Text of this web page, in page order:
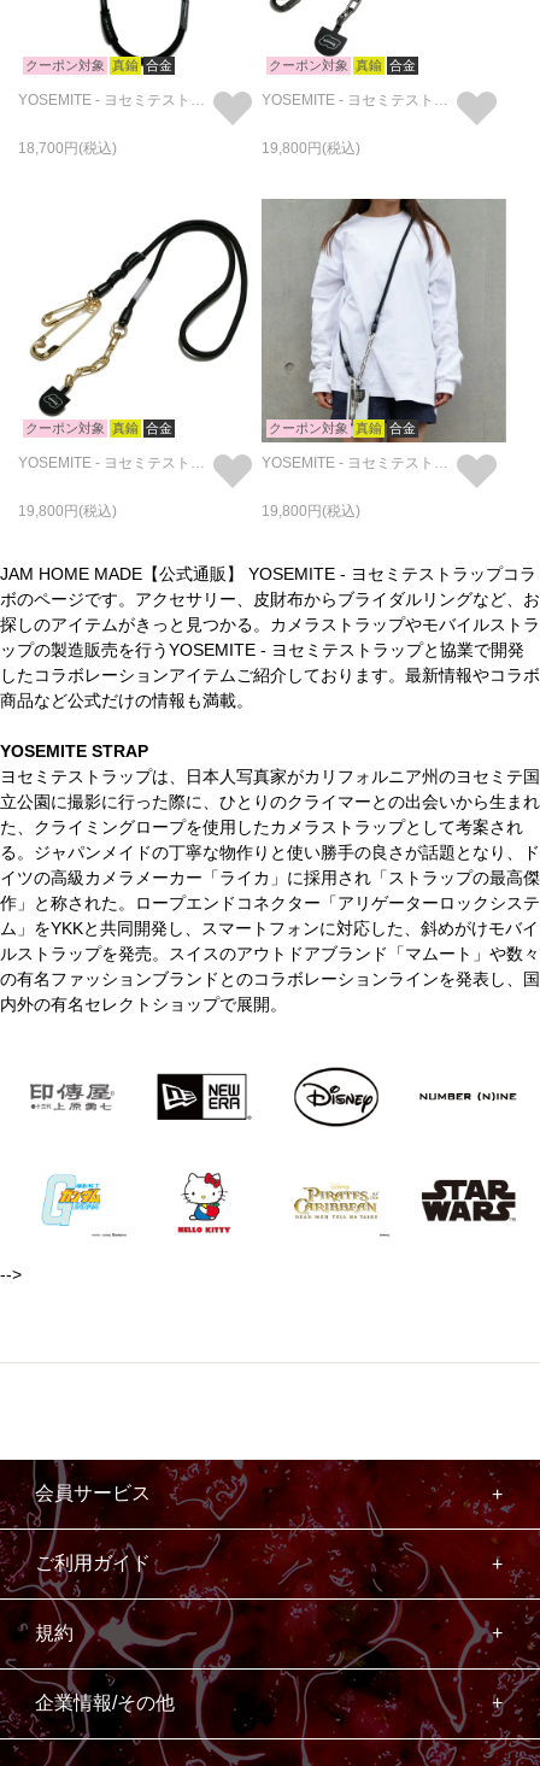
クーポン対象 真鍮 合金
YOSEMITE - ヨセミテストラップ 4NK multi CORD CHAIN スマホショルダー&ウォレットチェーン ショート - シルバー
18,700
クーポン対象 真鍮 合金
YOSEMITE - ヨセミテストラップ 4NK multi CORD CHAIN スマホショルダー&ウォレットチェーン ロング - ブラック
19,800
クーポン対象 真鍮 合金
YOSEMITE - ヨセミテストラップ 4NK multi CORD CHAIN スマホショルダー&ウォレットチェーン ロング-ゴールド
19,800
クーポン対象 真鍮 合金
YOSEMITE - ヨセミテストラップ 4NK multi CORD CHAIN スマホショルダー&ウォレットチェーン ロング - シルバー
19,800
JAM HOME MADE【公式通販】 YOSEMITE - ヨセミテストラップコラ
ボのページです。アクセサリー、皮財布からブライダルリングなど、お
探しのアイテムがきっと見つかる。カメラストラップやモバイルストラ
ップの製造販売を行うYOSEMITE - ヨセミテストラップと協業で開発
したコラボレーションアイテムご紹介しております。最新情報やコラボ
商品など公式だけの情報も満載。
YOSEMITE STRAP
ヨセミテストラップは、日本人写真家がカリフォルニア州のヨセミテ国
立公園に撮影に行った際に、ひとりのクライマーとの出会いから生まれ
た、クライミングロープを使用したカメラストラップとして考案され
る。ジャパンメイドの丁寧な物作りと使い勝手の良さが話題となり、ド
イツの高級カメラメーカー「ライカ」に採用され「ストラップの最高傑
作」と称された。ロープエンドコネクター「アリゲーターロックシステ
ム」をYKKと共同開発し、スマートフォンに対応した、斜めがけモバイ
ルストラップを発売。スイスのアウトドアブランド「マムート」や数々
の有名ファッションブランドとのコラボレーションラインを発表し、国
内外の有名セレクトショップで展開。
-->
会員サービス
ご利用ガイド
規約
企業情報/その他